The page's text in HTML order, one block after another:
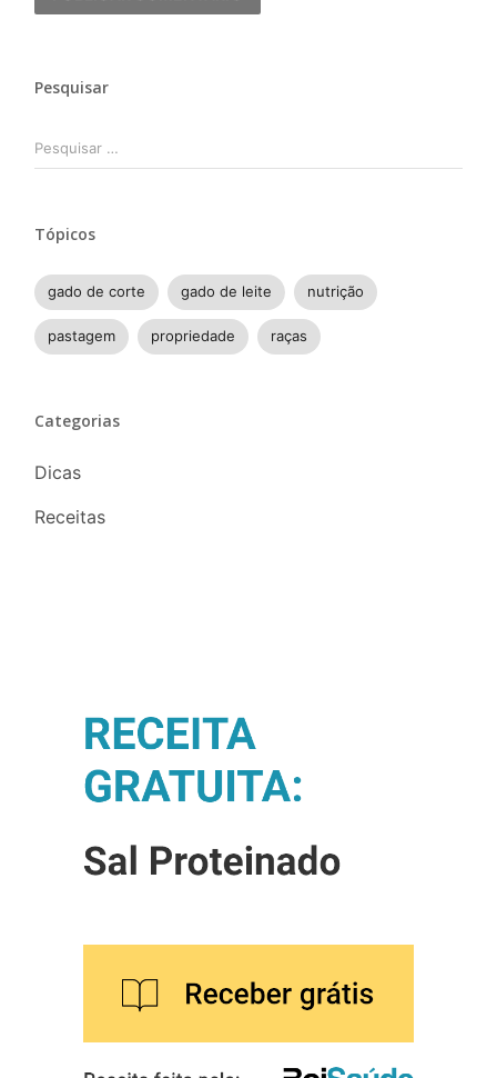
Pesquisar
por:
Tópicos
gado de corte gado de leite nutrição
pastagem propriedade raças
Categorias
Dicas
Receitas